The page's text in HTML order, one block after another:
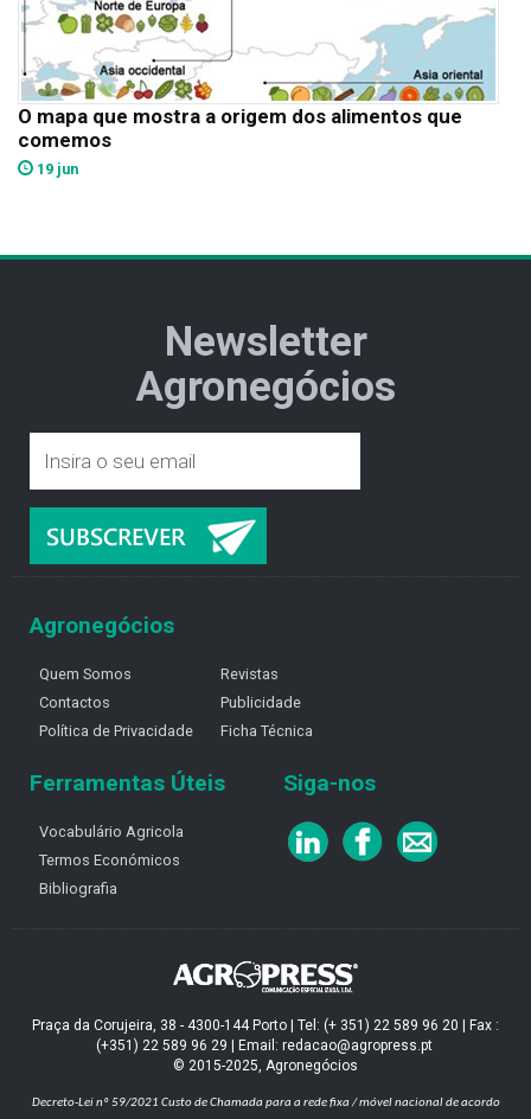
O mapa que mostra a origem dos alimentos que
comemos
19 jun
Newsletter
Agronegócios
Agronegócios
Quem Somos
Contactos
Política de Privacidade
Revistas
Publicidade
Ficha Técnica
Ferramentas Úteis
Vocabulário Agricola
Termos Económicos
Bibliografia
Siga-nos
Praça da Corujeira, 38 - 4300-144 Porto | Tel: (+ 351) 22 589 96 20 | Fax :
(+351) 22 589 96 29 | Email: redacao@agropress.pt
© 2015-2025, Agronegócios
Decreto-Lei nº 59/2021 Custo de Chamada para a rede fixa / móvel nacional de acordo